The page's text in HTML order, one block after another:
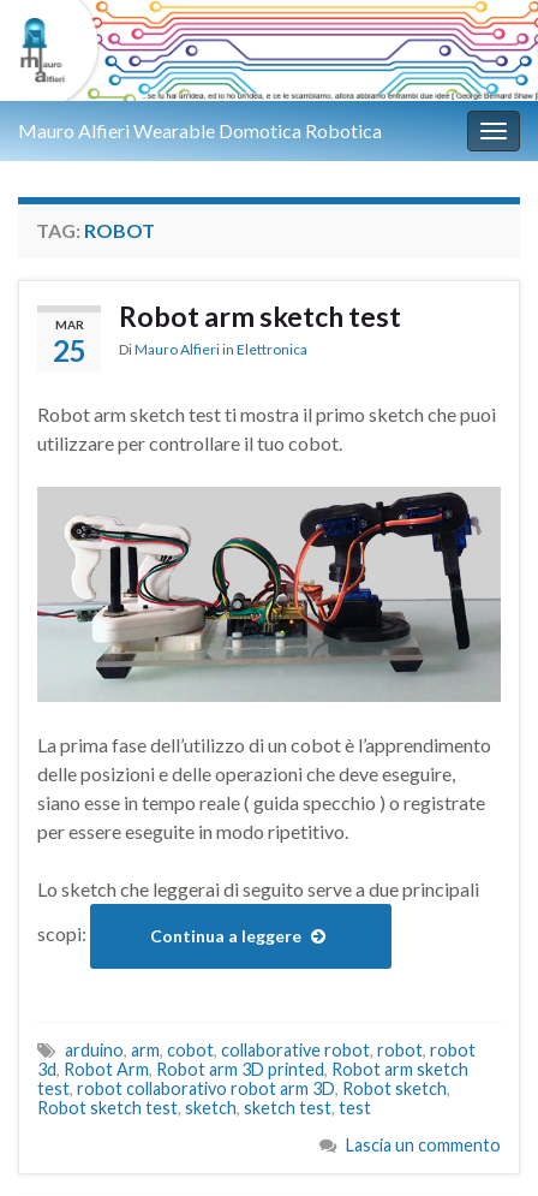
Mauro Alfieri Wearable Domotica Robotica
TAG: ROBOT
MAR
25
Robot arm sketch test
DiMauro Alfieri in Elettronica
Robot arm sketch test ti mostra il primo sketch che puoi
utilizzare per controllare il tuo cobot.
La prima fase dell’utilizzo di un cobot è l’apprendimento
delle posizioni e delle operazioni che deve eseguire,
siano esse in tempo reale ( guida specchio ) o registrate
per essere eseguite in modo ripetitivo.
Lo sketch che leggerai di seguito serve a due principali
scopi:
Continua a leggere
arduino, arm, cobot, collaborative robot, robot, robot
3d, Robot Arm, Robot arm 3D printed, Robot arm sketch
test, robot collaborativo robot arm 3D, Robot sketch,
Robot sketch test, sketch, sketch test, test
Lascia un commento